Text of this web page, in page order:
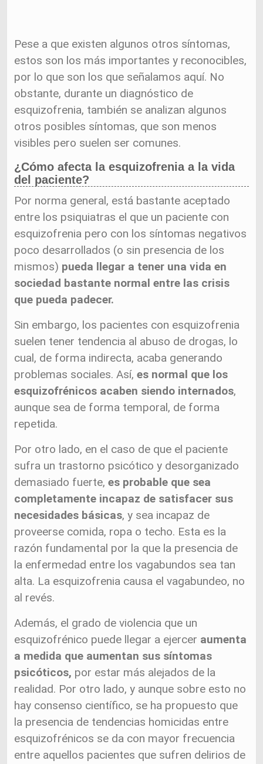
Pese a que existen algunos otros síntomas,
estos son los más importantes y reconocibles,
por lo que son los que señalamos aquí. No
obstante, durante un diagnóstico de
esquizofrenia, también se analizan algunos
otros posibles síntomas, que son menos
visibles pero suelen ser comunes.
¿Cómo afecta la esquizofrenia a la vida
del paciente?
Por norma general, está bastante aceptado
entre los psiquiatras el que un paciente con
esquizofrenia pero con los síntomas negativos
poco desarrollados (o sin presencia de los
mismos) pueda llegar a tener una vida en
sociedad bastante normal entre las crisis
que pueda padecer.
Sin embargo, los pacientes con esquizofrenia
suelen tener tendencia al abuso de drogas, lo
cual, de forma indirecta, acaba generando
problemas sociales. Así,es normal que los
esquizofrénicos acaben siendo internados,
aunque sea de forma temporal, de forma
repetida.
Por otro lado, en el caso de que el paciente
sufra un trastorno psicótico y desorganizado
demasiado fuerte,es probable que sea
completamente incapaz de satisfacer sus
necesidades básicas, y sea incapaz de
proveerse comida, ropa o techo. Esta es la
razón fundamental por la que la presencia de
la enfermedad entre los vagabundos sea tan
alta. La esquizofrenia causa el vagabundeo, no
al revés.
Además, el grado de violencia que un
esquizofrénico puede llegar a ejercer aumenta
a medida que aumentan sus síntomas
psicóticos, por estar más alejados de la
realidad. Por otro lado, y aunque sobre esto no
hay consenso científico, se ha propuesto que
la presencia de tendencias homicidas entre
esquizofrénicos se da con mayor frecuencia
entre aquellos pacientes que sufren delirios de